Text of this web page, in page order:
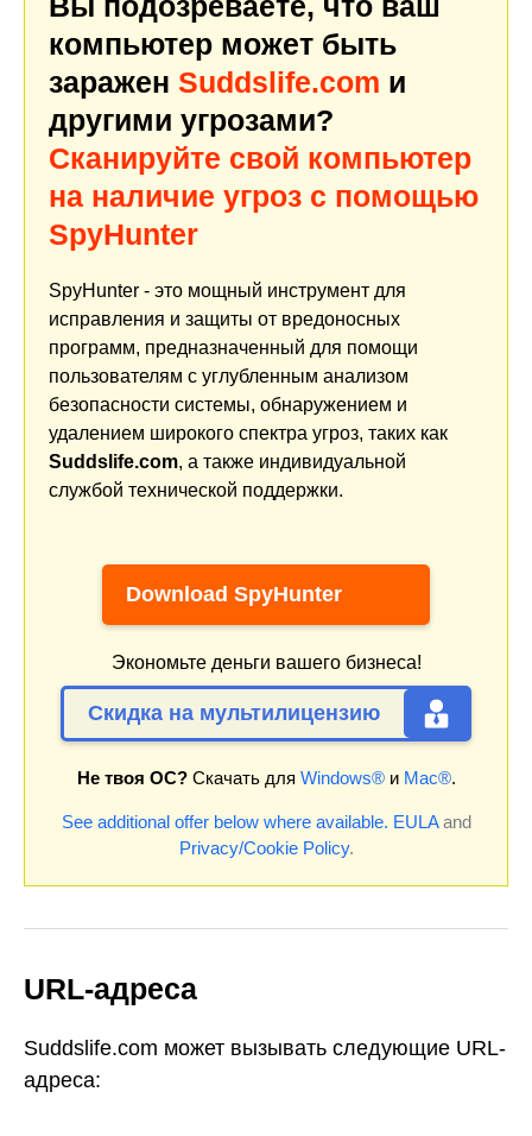
компьютер может быть
заражен Suddslife.com и
другими угрозами?
Сканируйте свой компьютер
на наличие угроз с помощью
SpyHunter
SpyHunter - это мощный инструмент для
исправления и защиты от вредоносных
программ, предназначенный для помощи
пользователям с углубленным анализом
безопасности системы, обнаружением и
удалением широкого спектра угроз, таких как
Suddslife.com, а также индивидуальной
службой технической поддержки.
Download SpyHunter
Экономьте деньги вашего бизнеса!
Скидка на мультилицензию
Не твоя ОС?Скачать для Windows®и Mac®.
See additional offer below where available. EULAand
Privacy/Cookie Policy.
URL-адреса
Suddslife.com может вызывать следующие URL-
адреса: